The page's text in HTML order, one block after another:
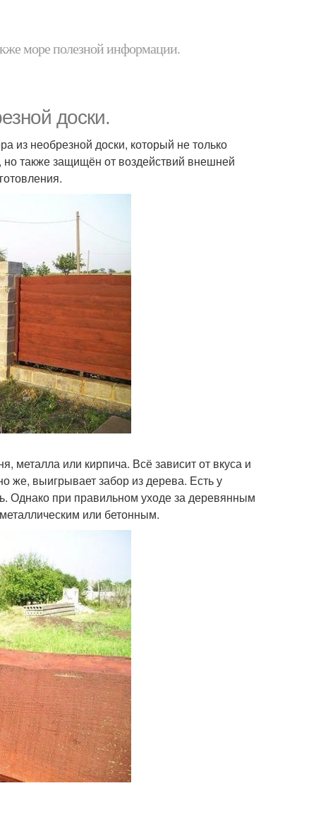
море полезной информации.
доски.
из необрезной доски, который не только
также защищён от воздействий внешней
металла или кирпича. Всё зависит от вкуса и
же, выигрывает забор из дерева. Есть у
Однако при правильном уходе за деревянным
или бетонным.